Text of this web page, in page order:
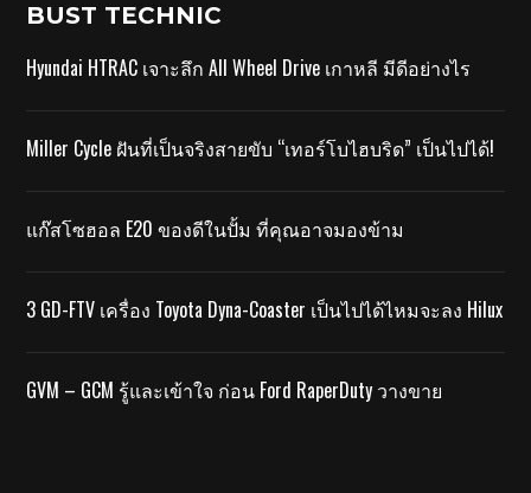
BUST TECHNIC
Hyundai HTRAC เจาะลึก All Wheel Drive เกาหลี มีดีอย่างไร
Miller Cycle ฝันที่เป็นจริงสายขับ “เทอร์โบไฮบริด” เป็นไปได้!
แก๊สโซฮอล E20 ของดีในปั้ม ที่คุณอาจมองข้าม
3 GD-FTV เครื่อง Toyota Dyna-Coaster เป็นไปได้ไหมจะลง Hilux
GVM – GCM รู้และเข้าใจ ก่อน Ford RaperDuty วางขาย